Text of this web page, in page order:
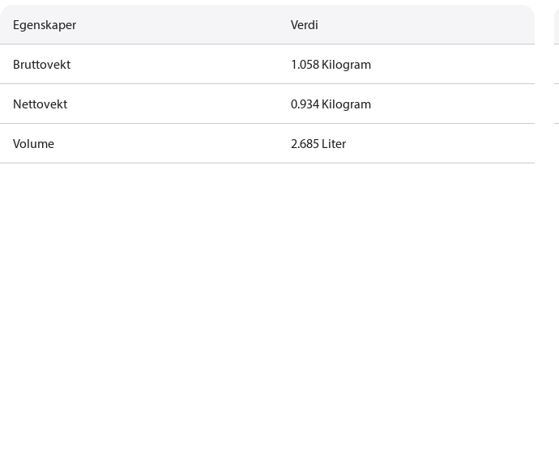
Egenskaper Verdi
Bruttovekt 1.058 Kilogram
Nettovekt 0.934 Kilogram
Volume 2.685 Liter